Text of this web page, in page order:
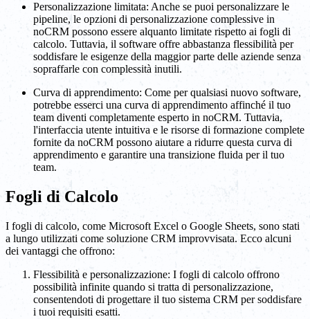
Personalizzazione limitata: Anche se puoi personalizzare le
pipeline, le opzioni di personalizzazione complessive in
noCRM possono essere alquanto limitate rispetto ai fogli di
calcolo. Tuttavia, il software offre abbastanza flessibilità per
soddisfare le esigenze della maggior parte delle aziende senza
sopraffarle con complessità inutili.
Curva di apprendimento: Come per qualsiasi nuovo software,
potrebbe esserci una curva di apprendimento affinché il tuo
team diventi completamente esperto in noCRM. Tuttavia,
l'interfaccia utente intuitiva e le risorse di formazione complete
fornite da noCRM possono aiutare a ridurre questa curva di
apprendimento e garantire una transizione fluida per il tuo
team.
Fogli di Calcolo
I fogli di calcolo, come Microsoft Excel o Google Sheets, sono stati
a lungo utilizzati come soluzione CRM improvvisata. Ecco alcuni
dei vantaggi che offrono:
Flessibilità e personalizzazione: I fogli di calcolo offrono
possibilità infinite quando si tratta di personalizzazione,
consentendoti di progettare il tuo sistema CRM per soddisfare
i tuoi requisiti esatti.